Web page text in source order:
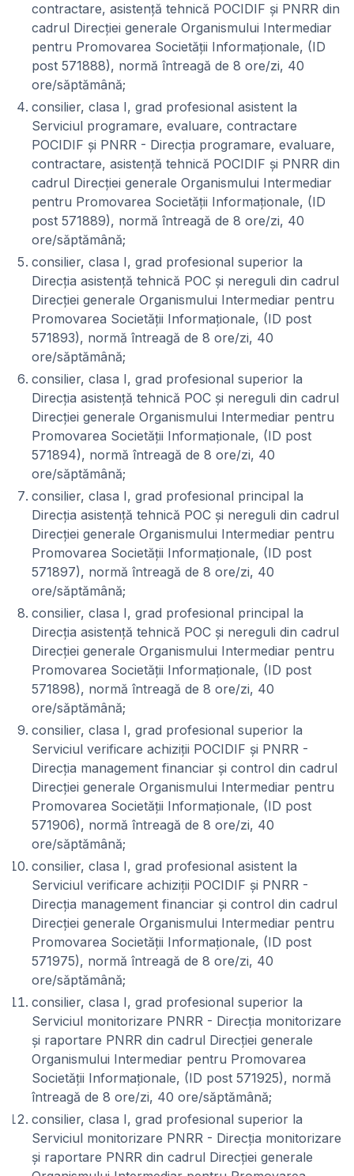
contractare, asistență tehnică POCIDIF și PNRR din
cadrul Direcției generale Organismului Intermediar
pentru Promovarea Societății Informaționale, (ID
post 571888), normă întreagă de 8 ore/zi, 40
ore/săptămână;
consilier, clasa I, grad profesional asistent la
Serviciul programare, evaluare, contractare
POCIDIF și PNRR - Direcția programare, evaluare,
contractare, asistență tehnică POCIDIF și PNRR din
cadrul Direcției generale Organismului Intermediar
pentru Promovarea Societății Informaționale, (ID
post 571889), normă întreagă de 8 ore/zi, 40
ore/săptămână;
consilier, clasa I, grad profesional superior la
Direcția asistență tehnică POC și nereguli din cadrul
Direcției generale Organismului Intermediar pentru
Promovarea Societății Informaționale, (ID post
571893), normă întreagă de 8 ore/zi, 40
ore/săptămână;
consilier, clasa I, grad profesional superior la
Direcția asistență tehnică POC și nereguli din cadrul
Direcției generale Organismului Intermediar pentru
Promovarea Societății Informaționale, (ID post
571894), normă întreagă de 8 ore/zi, 40
ore/săptămână;
consilier, clasa I, grad profesional principal la
Direcția asistență tehnică POC și nereguli din cadrul
Direcției generale Organismului Intermediar pentru
Promovarea Societății Informaționale, (ID post
571897), normă întreagă de 8 ore/zi, 40
ore/săptămână;
consilier, clasa I, grad profesional principal la
Direcția asistență tehnică POC și nereguli din cadrul
Direcției generale Organismului Intermediar pentru
Promovarea Societății Informaționale, (ID post
571898), normă întreagă de 8 ore/zi, 40
ore/săptămână;
consilier, clasa I, grad profesional superior la
Serviciul verificare achiziții POCIDIF și PNRR -
Direcția management financiar și control din cadrul
Direcției generale Organismului Intermediar pentru
Promovarea Societății Informaționale, (ID post
571906), normă întreagă de 8 ore/zi, 40
ore/săptămână;
consilier, clasa I, grad profesional asistent la
Serviciul verificare achiziții POCIDIF și PNRR -
Direcția management financiar și control din cadrul
Direcției generale Organismului Intermediar pentru
Promovarea Societății Informaționale, (ID post
571975), normă întreagă de 8 ore/zi, 40
ore/săptămână;
consilier, clasa I, grad profesional superior la
Serviciul monitorizare PNRR - Direcția monitorizare
și raportare PNRR din cadrul Direcției generale
Organismului Intermediar pentru Promovarea
Societății Informaționale, (ID post 571925), normă
întreagă de 8 ore/zi, 40 ore/săptămână;
consilier, clasa I, grad profesional superior la
Serviciul monitorizare PNRR - Direcția monitorizare
și raportare PNRR din cadrul Direcției generale